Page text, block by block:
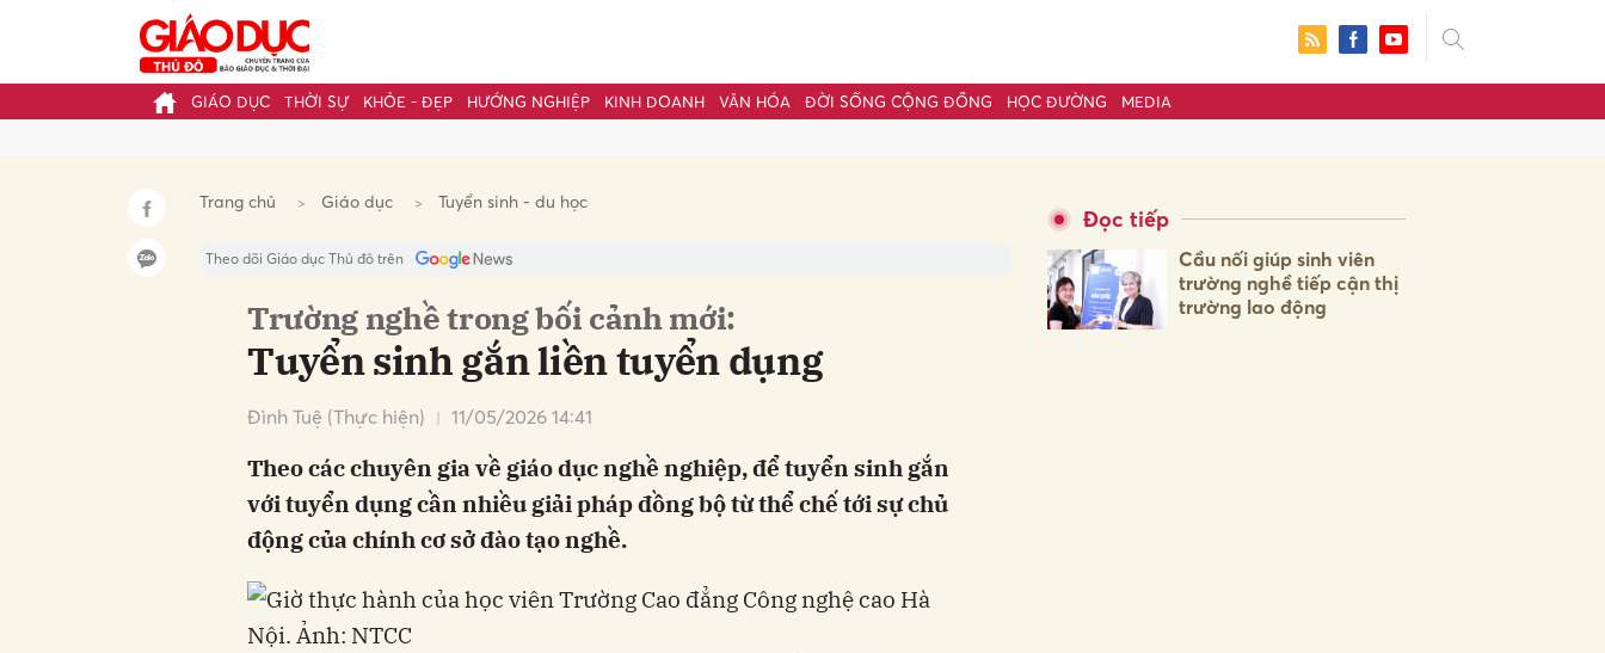
GIÁO DỤC THỜI SỰ KHỎE - ĐẸP HƯỚNG NGHIỆP KINH DOANH VĂN HÓA ĐỜI SỐNG CỘNG ĐỒNG HỌC ĐƯỜNG MEDIA
Trang chủ Giáo dục Tuyển sinh - du học
Theo dõi Giáo dục Thủ đô trên
Trường nghề trong bối cảnh mới:
Tuyển sinh gắn liền tuyển dụng
Đình Tuệ (Thực hiện) 11/05/2026 14:41
Theo các chuyên gia về giáo dục nghề nghiệp, để tuyển sinh gắn
với tuyển dụng cần nhiều giải pháp đồng bộ từ thể chế tới sự chủ
động của chính cơ sở đào tạo nghề.
Đọc tiếp
Cầu nối giúp sinh viên
trường nghề tiếp cận thị
trường lao động
Gửi bình luận